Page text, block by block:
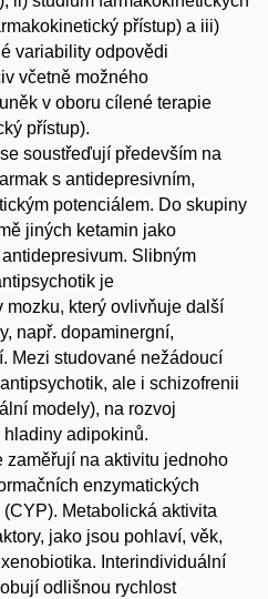
přístup) a iii)
variability odpovědi
včetně možného
v oboru cílené terapie
přístup).
soustřeďují především na
s antidepresivním,
potenciálem. Do skupiny
jiných ketamin jako
Slibným
je
který ovlivňuje další
např. dopaminergní,
Mezi studované nežádoucí
ale i schizofrenii
modely), na rozvoj
adipokinů.
zaměřují na aktivitu jednoho
enzymatických
Metabolická aktivita
jako jsou pohlaví, věk,
Interindividuální
odlišnou rychlost